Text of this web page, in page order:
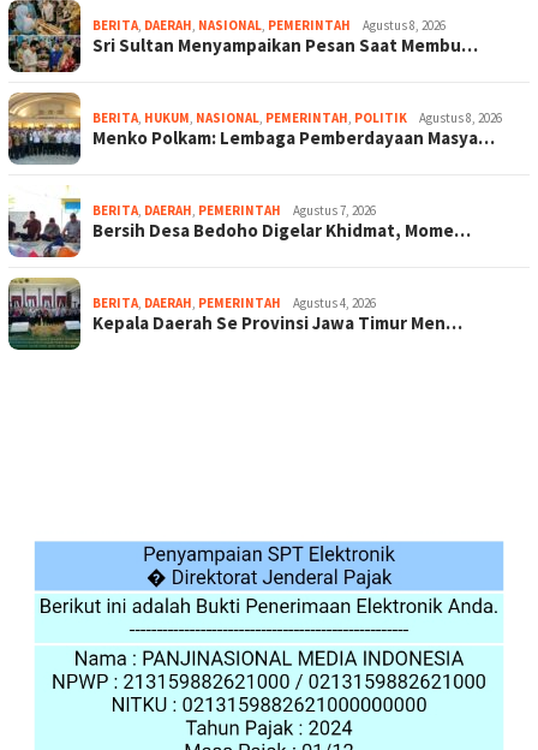
BERITA, DAERAH, NASIONAL, PEMERINTAH Agustus 8, 2026
Sri Sultan Menyampaikan Pesan Saat Membu…
BERITA, HUKUM, NASIONAL, PEMERINTAH, POLITIK Agustus 8, 2026
Menko Polkam: Lembaga Pemberdayaan Masya…
BERITA, DAERAH, PEMERINTAH Agustus 7, 2026
Bersih Desa Bedoho Digelar Khidmat, Mome…
BERITA, DAERAH, PEMERINTAH Agustus 4, 2026
Kepala Daerah Se Provinsi Jawa Timur Men…